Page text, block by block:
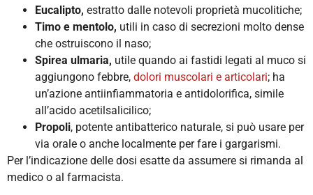
Eucalipto, estratto dalle notevoli proprietà mucolitiche;
Timo e mentolo, utili in caso di secrezioni molto dense
che ostruiscono il naso;
Spirea ulmaria, utile quando ai fastidi legati al muco si
aggiungono febbre, dolori muscolari e articolari; ha
un’azione antiinfiammatoria e antidolorifica, simile
all’acido acetilsalicilico;
Propoli, potente antibatterico naturale, si può usare per
via orale o anche localmente per fare i gargarismi.
Per l’indicazione delle dosi esatte da assumere si rimanda al
medico o al farmacista.